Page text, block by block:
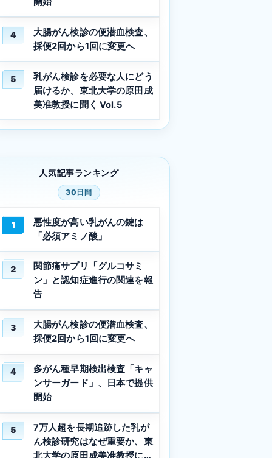
4
大腸がん検診の便潜血検査、
採便2回から1回に変更へ
5
乳がん検診を必要な人にどう
届けるか、東北大学の原田成
美准教授に聞く Vol.5
人気記事ランキング
30日間
1
悪性度が高い乳がんの鍵は
「必須アミノ酸」
2
関節痛サプリ「グルコサミ
ン」と認知症進行の関連を報
告
3
大腸がん検診の便潜血検査、
採便2回から1回に変更へ
4
多がん種早期検出検査「キャ
ンサーガード」、日本で提供
開始
5
7万人超を長期追跡した乳が
ん検診研究はなぜ重要か、東
北大学の原田成美准教授に聞